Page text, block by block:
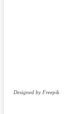
Designed by Freepik